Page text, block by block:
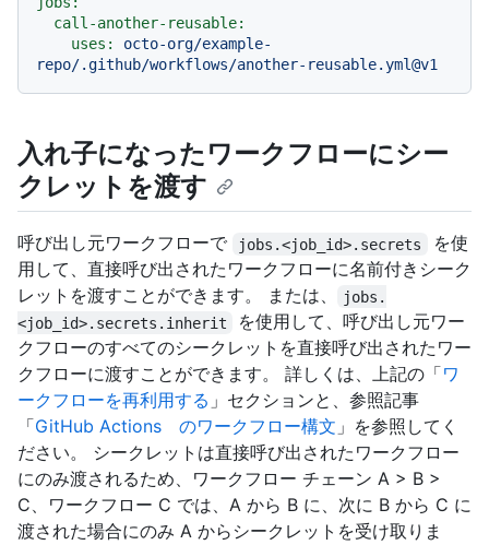
call-another-reusable:
uses:
octo-org/example-
repo/.github/workflows/another-reusable.yml@v1
入れ子になったワークフローにシー
クレットを渡す
呼び出し元ワークフローで jobs.<job_id>.secrets
を使
用して、直接呼び出されたワークフローに名前付きシーク
レットを渡すことができます。 または、
jobs.
<job_id>.secrets.inherit
を使用して、呼び出し元ワー
クフローのすべてのシークレットを直接呼び出されたワー
クフローに渡すことができます。 詳しくは、上記の「ワ
ークフローを再利用する 」セクションと、参照記事
「GitHub Actions のワークフロー構文 」を参照してく
ださい。 シークレットは直接呼び出されたワークフロー
にのみ渡されるため、ワークフロー チェーン A > B >
C、ワークフロー C では、A から B に、次に B から C に
渡された場合にのみ A からシークレットを受け取りま